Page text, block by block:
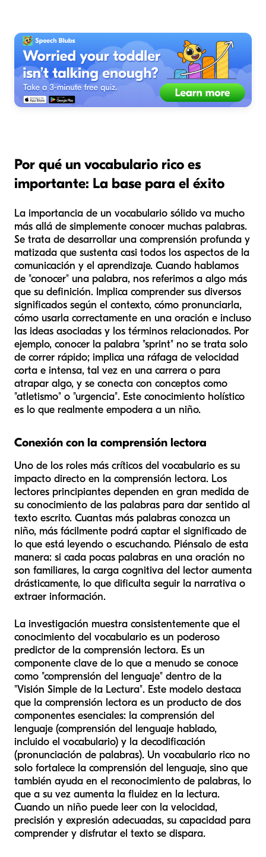
Por qué un vocabulario rico es
importante: La base para el éxito
La importancia de un vocabulario sólido va mucho
más allá de simplemente conocer muchas palabras.
Se trata de desarrollar una comprensión profunda y
matizada que sustenta casi todos los aspectos de la
comunicación y el aprendizaje. Cuando hablamos
de "conocer" una palabra, nos referimos a algo más
que su definición. Implica comprender sus diversos
significados según el contexto, cómo pronunciarla,
cómo usarla correctamente en una oración e incluso
las ideas asociadas y los términos relacionados. Por
ejemplo, conocer la palabra "sprint" no se trata solo
de correr rápido; implica una ráfaga de velocidad
corta e intensa, tal vez en una carrera o para
atrapar algo, y se conecta con conceptos como
"atletismo" o "urgencia". Este conocimiento holístico
es lo que realmente empodera a un niño.
Conexión con la comprensión lectora
Uno de los roles más críticos del vocabulario es su
impacto directo en la comprensión lectora. Los
lectores principiantes dependen en gran medida de
su conocimiento de las palabras para dar sentido al
texto escrito. Cuantas más palabras conozca un
niño, más fácilmente podrá captar el significado de
lo que está leyendo o escuchando. Piénsalo de esta
manera: si cada pocas palabras en una oración no
son familiares, la carga cognitiva del lector aumenta
drásticamente, lo que dificulta seguir la narrativa o
extraer información.
La investigación muestra consistentemente que el
conocimiento del vocabulario es un poderoso
predictor de la comprensión lectora. Es un
componente clave de lo que a menudo se conoce
como "comprensión del lenguaje" dentro de la
"Visión Simple de la Lectura". Este modelo destaca
que la comprensión lectora es un producto de dos
componentes esenciales: la comprensión del
lenguaje (comprensión del lenguaje hablado,
incluido el vocabulario) y la decodificación
(pronunciación de palabras). Un vocabulario rico no
solo fortalece la comprensión del lenguaje, sino que
también ayuda en el reconocimiento de palabras, lo
que a su vez aumenta la fluidez en la lectura.
Cuando un niño puede leer con la velocidad,
precisión y expresión adecuadas, su capacidad para
comprender y disfrutar el texto se dispara.